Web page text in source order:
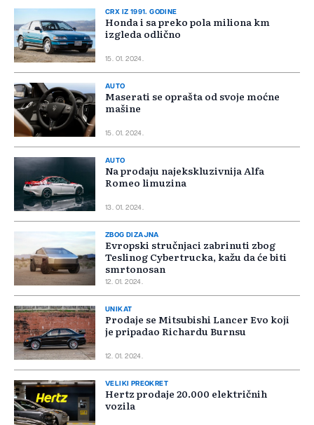
CRX IZ 1991. GODINE
Honda i sa preko pola miliona km
izgleda odlično
15. 01. 2024.
AUTO
Maserati se oprašta od svoje moćne
mašine
15. 01. 2024.
AUTO
Na prodaju najekskluzivnija Alfa
Romeo limuzina
13. 01. 2024.
ZBOG DIZAJNA
Evropski stručnjaci zabrinuti zbog
Teslinog Cybertrucka, kažu da će biti
smrtonosan
12. 01. 2024.
UNIKAT
Prodaje se Mitsubishi Lancer Evo koji
je pripadao Richardu Burnsu
12. 01. 2024.
VELIKI PREOKRET
Hertz prodaje 20.000 električnih
vozila